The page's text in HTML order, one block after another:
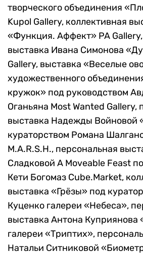
творческого объединения
Kupol Gallery, коллективная
«Функция. Аффект» PA
выставка Ивана Симонова
Gallery, выставка «Веселые
художественного
кружок» под руководством
Оганьяна Most Wanted Gallery,
выставка Надежды Войновой
кураторством Романа
M.A.R.S.H., персональная
Сладковой A Moveable Feast
Кети Богомаз Cube.Market,
выставка «Грёзы» под
Куценко галереи «Небеса»,
выставка Антона Куприянова
галереи «Триптих»,
Натальи Ситниковой